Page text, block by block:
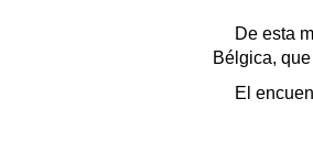
De esta
Bélgica,
El